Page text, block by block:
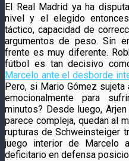
El Real Madrid ya ha
nivel y el elegido
táctico, capacidad de
argumentos de peso. Sin
frente es muy diferente.
fútbol es tan decisivo
Marcelo ante el desborde
Pero, si Mario Gómez
emocionalmente para
minutos? Desde luego,
parece compleja, quedan al
rupturas de Schweinsteiger
juego interior de Marcelo
deficitario en defensa